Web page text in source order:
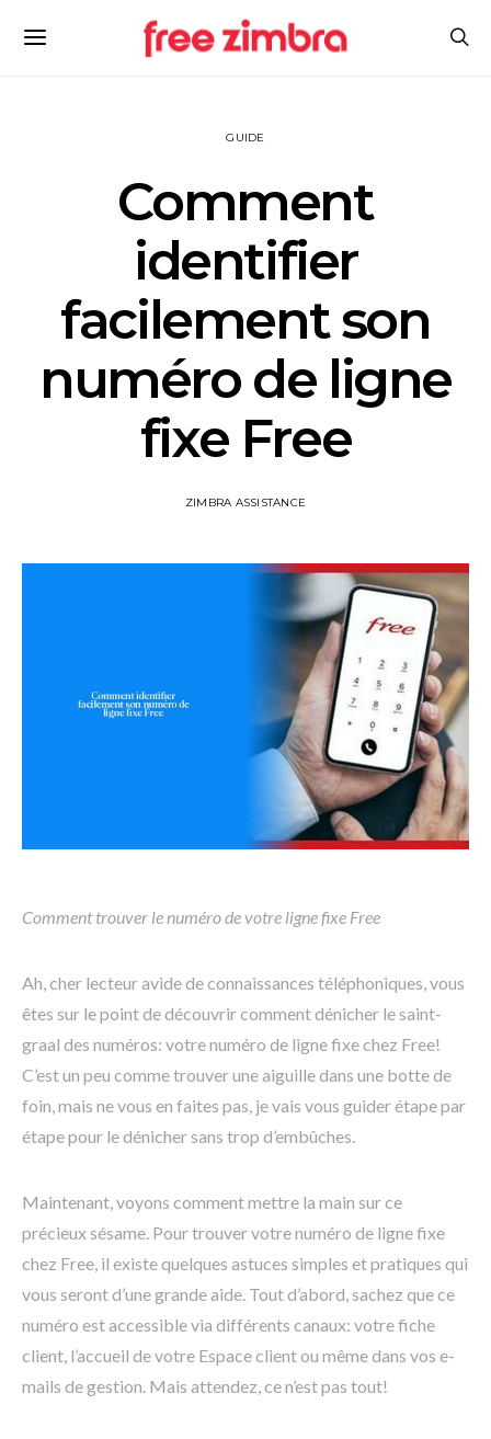
GUIDE
Comment
identifier
facilement son
numéro de ligne
fixe Free
ZIMBRA ASSISTANCE
Comment trouver le numéro de votre ligne fixe Free
Ah, cher lecteur avide de connaissances téléphoniques, vous
êtes sur le point de découvrir comment dénicher le saint-
graal des numéros: votre numéro de ligne fixe chez Free!
C’est un peu comme trouver une aiguille dans une botte de
foin, mais ne vous en faites pas, je vais vous guider étape par
étape pour le dénicher sans trop d’embûches.
Maintenant, voyons comment mettre la main sur ce
précieux sésame. Pour trouver votre numéro de ligne fixe
chez Free, il existe quelques astuces simples et pratiques qui
vous seront d’une grande aide. Tout d’abord, sachez que ce
numéro est accessible via différents canaux: votre fiche
client, l’accueil de votre Espace client ou même dans vos e-
mails de gestion. Mais attendez, ce n’est pas tout!